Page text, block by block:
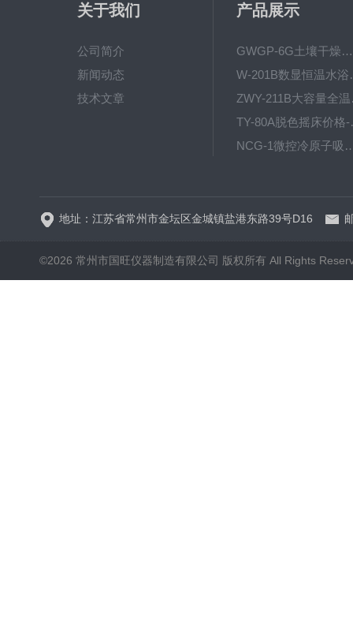
关于我们
公司简介
新闻动态
技术文章
产品展示
GWGP-6G土壤干燥柜-干燥箱/干燥机
W-
TY-
NCG-1微控冷
地址：江苏省常州市金坛区金城镇盐港东路39号D16
©2026 常州市国旺仪器制造有限公司 版权所有 All Rights